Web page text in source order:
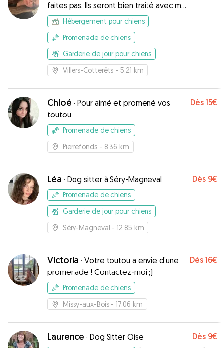
faites pas. Ils seront bien traité avec moi
☺️
Hébergement pour chiens
Promenade de chiens
Garderie de jour pour chiens
Villers-Cotterêts - 5.21 km
Chloé · Pour aimé et promené vos
toutou
Dès 15€
Promenade de chiens
Pierrefonds - 8.36 km
Léa · Dog sitter à Séry-Magneval Dès 9€
Promenade de chiens
Garderie de jour pour chiens
Séry-Magneval - 12.85 km
Victoria · Votre toutou a envie d’une
promenade ! Contactez-moi ;)
Dès 16€
Promenade de chiens
Missy-aux-Bois - 17.06 km
Laurence · Dog Sitter Oise Dès 9€